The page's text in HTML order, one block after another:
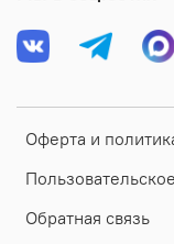
Оферта и
Обратная связь